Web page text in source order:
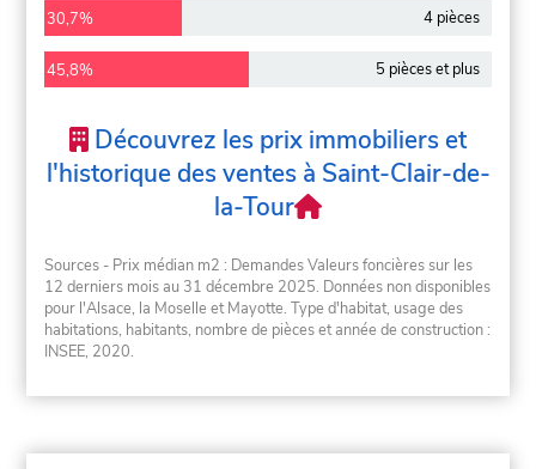
30,7% 4 pièces
45,8% 5 pièces et plus
Découvrez les prix immobiliers et
l'historique des ventes à Saint-Clair-de-
la-Tour
Sources - Prix médian m2 : Demandes Valeurs foncières sur les
12 derniers mois au 31 décembre 2025. Données non disponibles
pour l'Alsace, la Moselle et Mayotte. Type d'habitat, usage des
habitations, habitants, nombre de pièces et année de construction :
INSEE, 2020.